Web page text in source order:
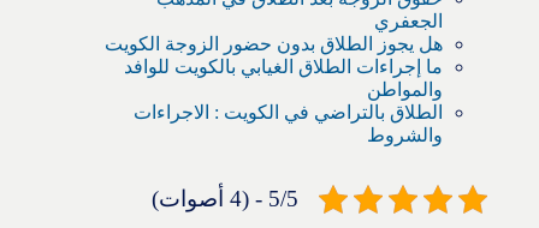
الجعفري
هل يجوز الطلاق بدون حضور الزوجة الكويت
ما إجراءات الطلاق الغيابي بالكويت للوافد
والمواطن
الطلاق بالتراضي في الكويت : الاجراءات
والشروط
5/5 - (4 أصوات)